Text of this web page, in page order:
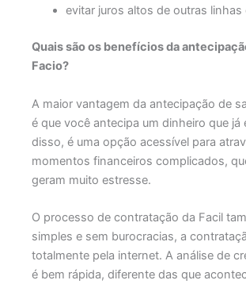
evitar juros altos de outras linhas
Quais são os benefícios da
Facio?
A maior vantagem da antecipação de
é que você antecipa um dinheiro que já
disso, é uma opção acessível para
momentos financeiros complicados,
geram muito estresse.
O processo de contratação da Facil
simples e sem burocracias, a
totalmente pela internet. A análise de
é bem rápida, diferente das que